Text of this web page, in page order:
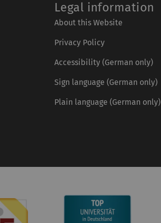
Legal information
About this Website
Privacy Policy
Accessibility (German only)
Sign language (German only)
Plain language (German only)